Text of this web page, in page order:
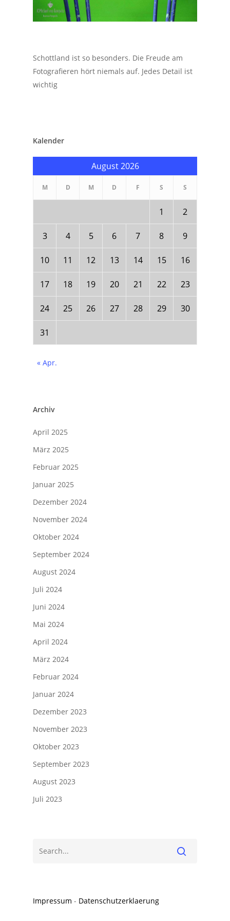
Schottland ist so besonders. Die Freude am
Fotografieren hört niemals auf. Jedes Detail ist
wichtig
Kalender
August 2026
M D M D F S S
1 2
3 4 5 6 7 8 9
10 11 12 13 14 15 16
17 18 19 20 21 22 23
24 25 26 27 28 29 30
31
« Apr.
Archiv
April 2025
März 2025
Februar 2025
Januar 2025
Dezember 2024
November 2024
Oktober 2024
September 2024
August 2024
Juli 2024
Juni 2024
Mai 2024
April 2024
März 2024
Februar 2024
Januar 2024
Dezember 2023
November 2023
Oktober 2023
September 2023
August 2023
Juli 2023
Impressum - Datenschutzerklaerung